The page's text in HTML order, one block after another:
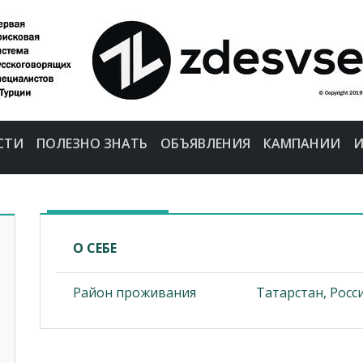
ПОЛЕЗНО ЗНАТЬ ОБЪЯВЛЕНИЯ КАМПАНИИ
О СЕБЕ
Район проживания Татарстан,